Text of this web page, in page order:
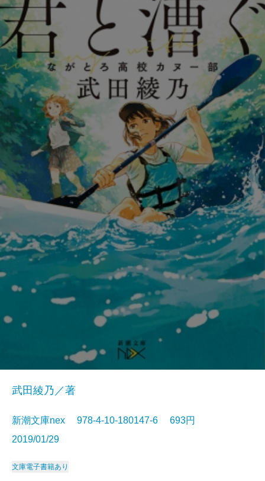
武田綾乃／著
新潮文庫nex 978-4-10-180147-6 693円
2019/01/29
文庫電子書籍あり